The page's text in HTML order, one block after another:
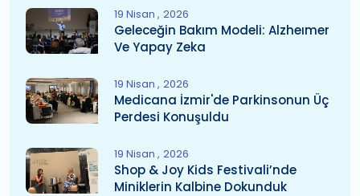
19 Nisan 2026
Geleceğin Bakım Modeli: Alzheımer
Ve Yapay Zeka
19 Nisan 2026
Medicana İzmir'de Parkinsonun Üç
Perdesi Konuşuldu
19 Nisan 2026
Shop & Joy Kids Festivali’nde
Miniklerin Kalbine Dokunduk